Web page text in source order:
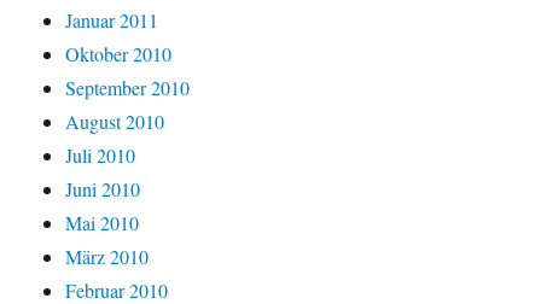
Januar 2011
Oktober 2010
September 2010
August 2010
Juli 2010
Juni 2010
Mai 2010
März 2010
Februar 2010